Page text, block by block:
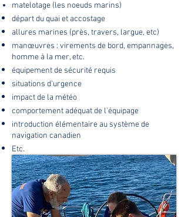
matelotage (les noeuds marins)
départ du quai et accostage
allures marines (près, travers, largue, etc)
manœuvres : virements de bord, empannages,
homme à la mer, etc.
équipement de sécurité requis
situations d'urgence
impact de la météo
comportement adéquat de l'équipage
introduction élémentaire au système de
navigation canadien
Etc. ​